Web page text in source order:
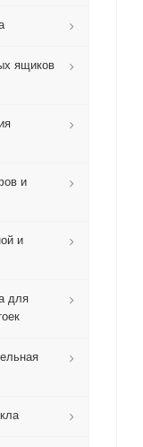
ящиков
и
и
для